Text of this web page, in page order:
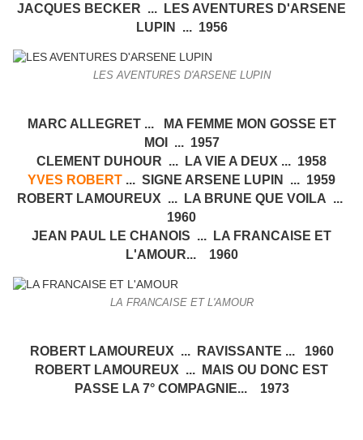
JACQUES BECKER ... LES AVENTURES D'ARSENE
LUPIN ... 1956
LES AVENTURES D'ARSENE LUPIN
MARC ALLEGRET ... MA FEMME MON GOSSE ET
MOI ... 1957
CLEMENT DUHOUR ... LA VIE A DEUX ... 1958
YVES ROBERT ... SIGNE ARSENE LUPIN ... 1959
ROBERT LAMOUREUX ... LA BRUNE QUE VOILA ...
1960
JEAN PAUL LE CHANOIS ... LA FRANCAISE ET
L'AMOUR... 1960
LA FRANCAISE ET L'AMOUR
ROBERT LAMOUREUX ... RAVISSANTE ... 1960
ROBERT LAMOUREUX ... MAIS OU DONC EST
PASSE LA 7° COMPAGNIE... 1973